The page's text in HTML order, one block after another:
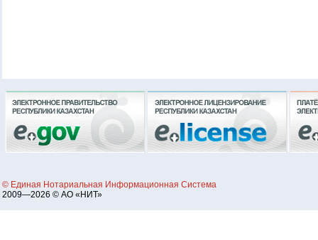
© Единая Нотариальная Информационная Система
2009—2026 © АО «НИТ»